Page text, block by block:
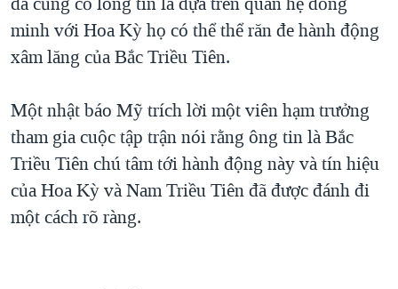
minh với Hoa Kỳ họ có thể thể răn đe hành động
xâm lăng của Bắc Triều Tiên.
Một nhật báo Mỹ trích lời một viên hạm trưởng
tham gia cuộc tập trận nói rằng ông tin là Bắc
Triều Tiên chú tâm tới hành động này và tín hiệu
của Hoa Kỳ và Nam Triều Tiên đã được đánh đi
một cách rõ ràng.